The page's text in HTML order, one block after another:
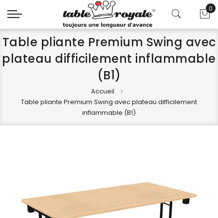
0
Table pliante Premium Swing avec
plateau difficilement inflammable
(B1)
Accueil
Table pliante Premium Swing avec plateau difficilement
inflammable (B1)
images
images